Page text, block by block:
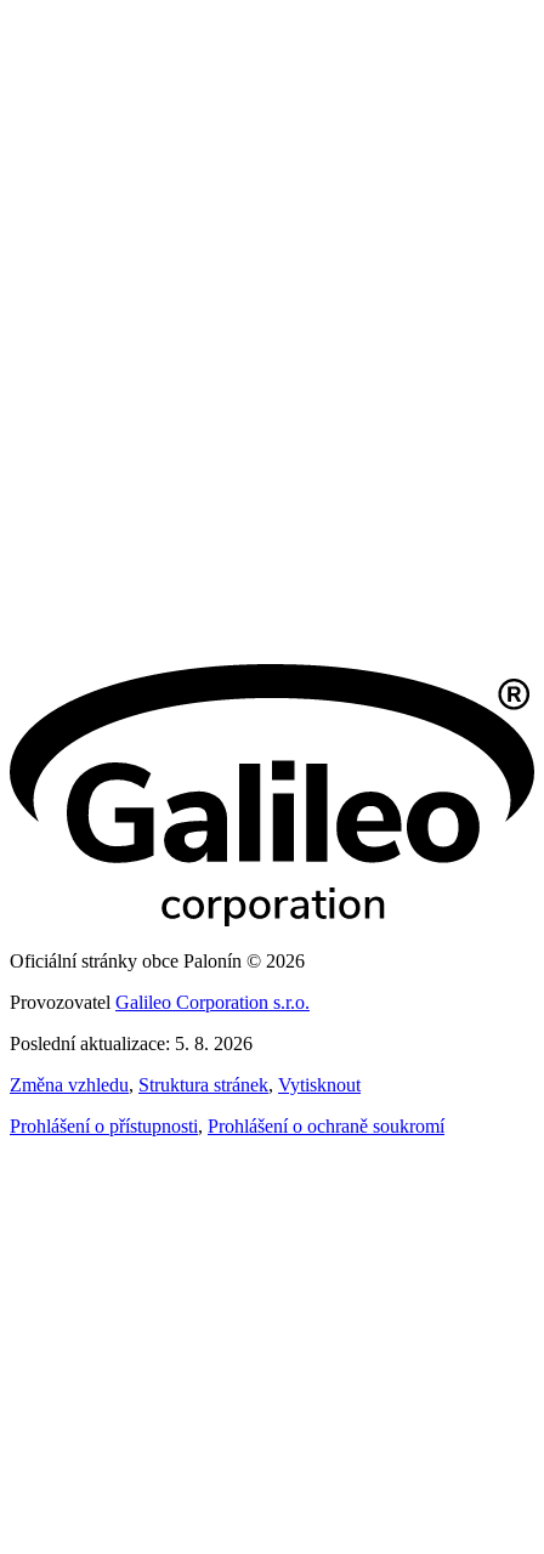
Oficiální stránky obce Palonín © 2026
Provozovatel Galileo Corporation s.r.o.
Poslední aktualizace: 5. 8. 2026
Změna vzhledu, Struktura stránek, Vytisknout
Prohlášení o přístupnosti, Prohlášení o ochraně soukromí